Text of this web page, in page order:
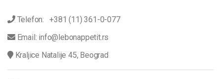
Telefon: +381 (11) 361-0-077
Email: info@lebonappetit.rs
Kraljice Natalije 45, Beograd